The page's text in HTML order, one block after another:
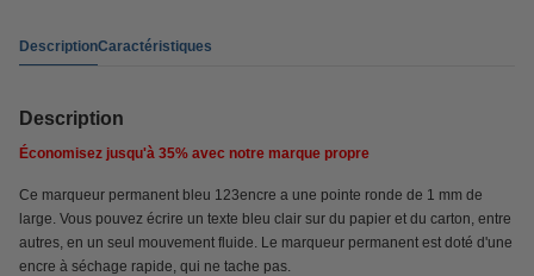
DescriptionCaractéristiques
Description
Économisez jusqu'à 35% avec notre marque propre
Ce marqueur permanent bleu 123encre a une pointe ronde de 1 mm de
large. Vous pouvez écrire un texte bleu clair sur du papier et du carton, entre
autres, en un seul mouvement fluide. Le marqueur permanent est doté d'une
encre à séchage rapide, qui ne tache pas.